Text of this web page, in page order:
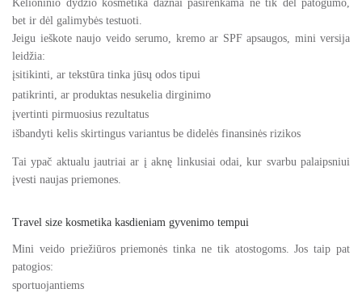
Kelioninio dydžio kosmetika dažnai pasirenkama ne tik dėl patogumo,
bet ir dėl galimybės testuoti.
Jeigu ieškote naujo veido serumo, kremo ar SPF apsaugos, mini versija
leidžia:
įsitikinti, ar tekstūra tinka jūsų odos tipui
patikrinti, ar produktas nesukelia dirginimo
įvertinti pirmuosius rezultatus
išbandyti kelis skirtingus variantus be didelės finansinės rizikos
Tai ypač aktualu jautriai ar į aknę linkusiai odai, kur svarbu palaipsniui
įvesti naujas priemones.
Travel size kosmetika kasdieniam gyvenimo tempui
Mini veido priežiūros priemonės tinka ne tik atostogoms. Jos taip pat
patogios:
sportuojantiems